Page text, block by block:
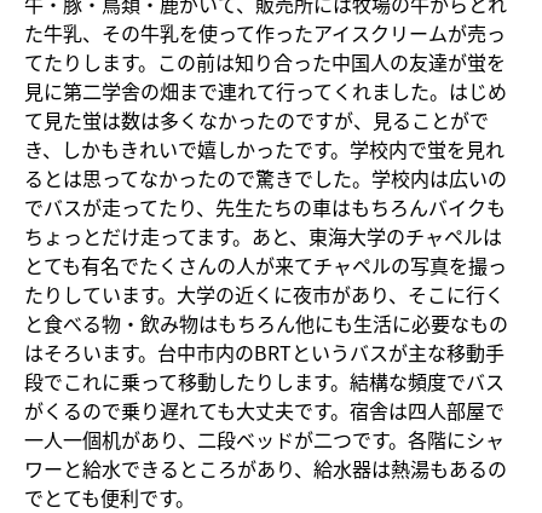
た牛乳、その牛乳を使って作ったアイスクリームが売っ
てたりします。この前は知り合った中国人の友達が蛍を
見に第二学舎の畑まで連れて行ってくれました。はじめ
て見た蛍は数は多くなかったのですが、見ることがで
き、しかもきれいで嬉しかったです。学校内で蛍を見れ
るとは思ってなかったので驚きでした。学校内は広いの
でバスが走ってたり、先生たちの車はもちろんバイクも
ちょっとだけ走ってます。あと、東海大学のチャペルは
とても有名でたくさんの人が来てチャペルの写真を撮っ
たりしています。大学の近くに夜市があり、そこに行く
と食べる物・飲み物はもちろん他にも生活に必要なもの
はそろいます。台中市内のBRTというバスが主な移動手
段でこれに乗って移動したりします。結構な頻度でバス
がくるので乗り遅れても大丈夫です。宿舎は四人部屋で
一人一個机があり、二段ベッドが二つです。各階にシャ
ワーと給水できるところがあり、給水器は熱湯もあるの
でとても便利です。